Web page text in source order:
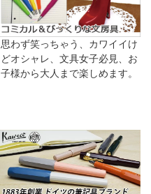
思わず笑っちゃう、カワイイけ
どオシャレ、文具女子必見、お
子様から大人まで楽しめます。